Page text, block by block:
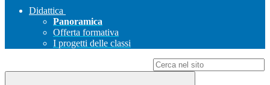
Didattica
Panoramica
Offerta formativa
I progetti delle classi